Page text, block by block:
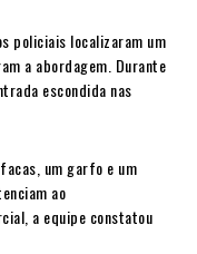
policiais localizaram um
a abordagem. Durante
escondida nas
um garfo e um
ao
a equipe constatou